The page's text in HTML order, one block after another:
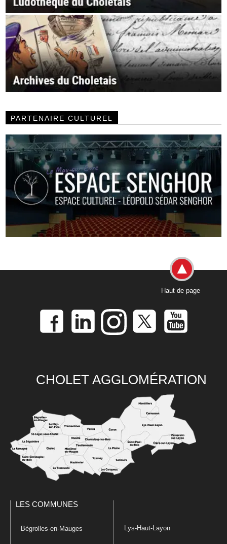
PARTENAIRE CULTUREL
Haut de page
CHOLET AGGLOMÉRATION
LES COMMUNES
Bégrolles-en-Mauges Lys-Haut-Layon